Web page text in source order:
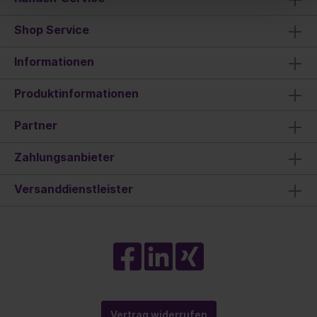
Shop Service
Informationen
Produktinformationen
Partner
Zahlungsanbieter
Versanddienstleister